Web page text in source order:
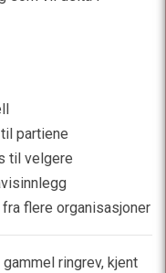
partiene
til velgere
flere organisasjoner
gammel ringrev, kjent